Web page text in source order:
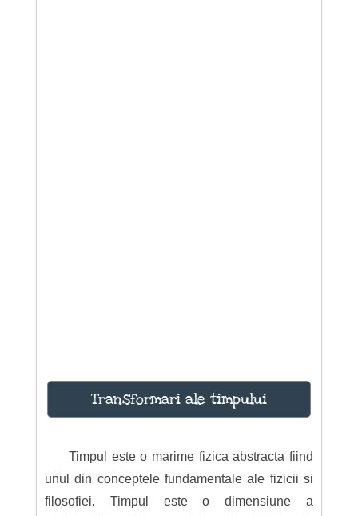
Transformari ale timpului
Timpul este o marime fizica abstracta fiind
unul din conceptele fundamentale ale fizicii si
filosofiei. Timpul este o dimensiune a